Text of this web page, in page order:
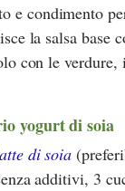
e condimento
la salsa base
con le verdure,
yogurt di soia
di soia
additivi, 3